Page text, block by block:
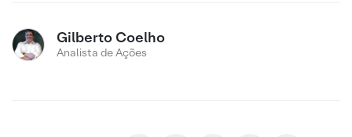
Gilberto Coelho
Analista de Ações